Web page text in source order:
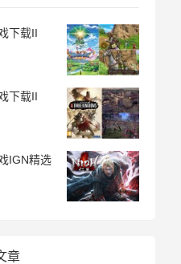
下载II
下载II
IGN精选
章